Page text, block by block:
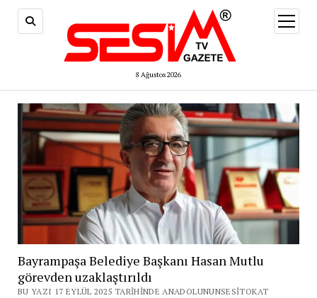
8 Ağustos 2026
aç
Bayrampaşa Belediye Başkanı Hasan Mutlu
görevden uzaklaştırıldı
BU YAZI 17 EYLÜL 2025 TARIHINDE ANADOLUNUNSESITOKAT